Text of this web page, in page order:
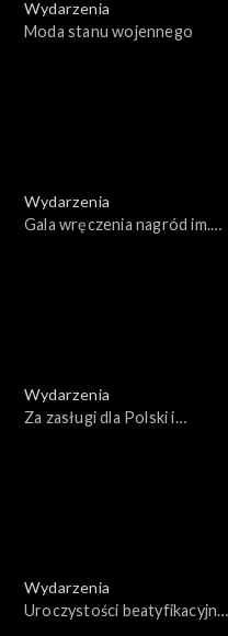
Wydarzenia
Moda stanu wojennego
Wydarzenia
Gala wręczenia nagród im.
Wydarzenia
Za zasługi dla Polski i
Wydarzenia
Uroczystości beatyfikacyjne